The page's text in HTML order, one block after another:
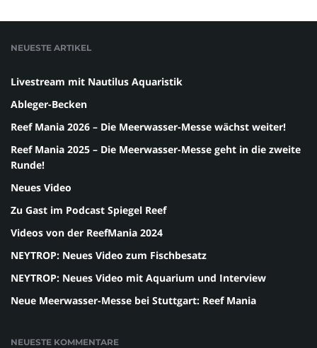
NEUESTE ARTIKEL
Livestream mit Nautilus Aquaristik
Ableger-Becken
Reef Mania 2026 – Die Meerwasser-Messe wächst weiter!
Reef Mania 2025 – Die Meerwasser-Messe geht in die zweite
Runde!
Neues Video
Zu Gast im Podcast Spiegel Reef
Videos von der ReefMania 2024
NEYTROP: Neues Video zum Fischbesatz
NEYTROP: Neues Video mit Aquarium und Interview
Neue Meerwasser-Messe bei Stuttgart: Reef Mania
NEUESTE KOMMENTARE